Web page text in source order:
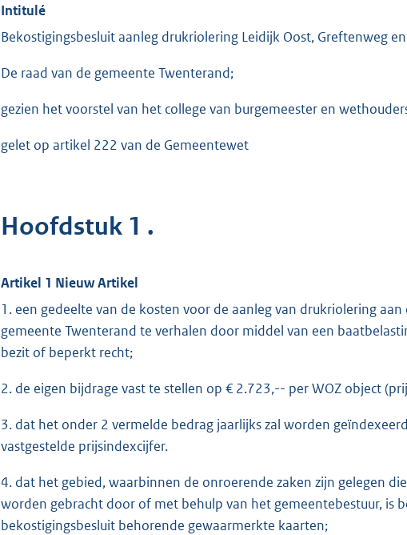
Intitulé
Bekostigingsbesluit aanleg drukriolering Leidijk Oost, Greftenweg
De raad van de gemeente Twenterand;
gezien het voorstel van het college van burgemeester en
gelet op artikel 222 van de Gemeentewet
Hoofdstuk 1 .
Artikel 1 Nieuw Artikel
1. een gedeelte van de kosten voor de aanleg van drukriolering
gemeente Twenterand te verhalen door middel van een
bezit of beperkt recht;
2. de eigen bijdrage vast te stellen op € 2.723,-- per WOZ object
3. dat het onder 2 vermelde bedrag jaarlijks zal worden
vastgestelde prijsindexcijfer.
4. dat het gebied, waarbinnen de onroerende zaken zijn gelegen
worden gebracht door of met behulp van het gemeentebestuur, is
bekostigingsbesluit behorende gewaarmerkte kaarten;